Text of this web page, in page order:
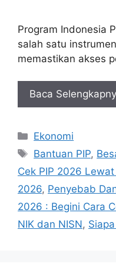
Program Indonesia
salah satu
memastikan akses
Baca
Kategori
Ekonomi
Tag
Bantuan PIP,
Cek PIP 2026 Lewat
2026, Penyebab
2026 : Begini Cara
NIK dan NISN,